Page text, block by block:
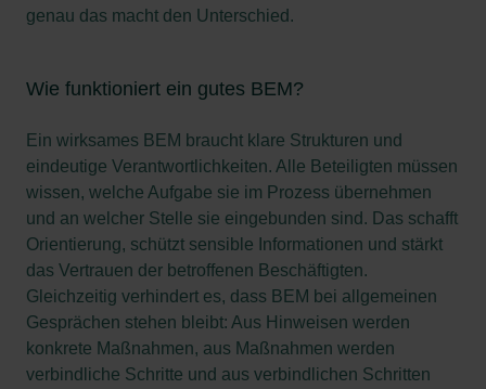
genau das macht den Unterschied.
Wie funktioniert ein gutes BEM?
Ein wirksames BEM braucht klare Strukturen und
eindeutige Verantwortlichkeiten. Alle Beteiligten müssen
wissen, welche Aufgabe sie im Prozess übernehmen
und an welcher Stelle sie eingebunden sind. Das schafft
Orientierung, schützt sensible Informationen und stärkt
das Vertrauen der betroffenen Beschäftigten.
Gleichzeitig verhindert es, dass BEM bei allgemeinen
Gesprächen stehen bleibt: Aus Hinweisen werden
konkrete Maßnahmen, aus Maßnahmen werden
verbindliche Schritte und aus verbindlichen Schritten